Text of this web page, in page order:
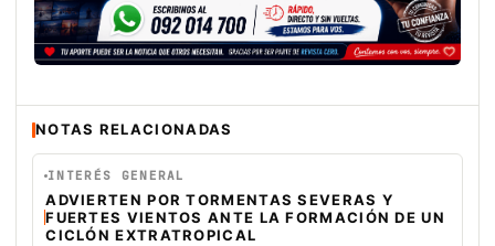
NOTAS RELACIONADAS
INTERÉS GENERAL
ADVIERTEN POR TORMENTAS SEVERAS Y
FUERTES VIENTOS ANTE LA FORMACIÓN DE UN
CICLÓN EXTRATROPICAL